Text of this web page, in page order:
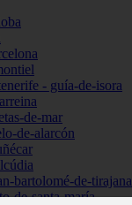
- guía-de-isora
de-mar
de-alarcón
bartolomé-de-tirajana
de-santa-maría